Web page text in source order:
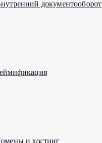
документооборот
и хостинг